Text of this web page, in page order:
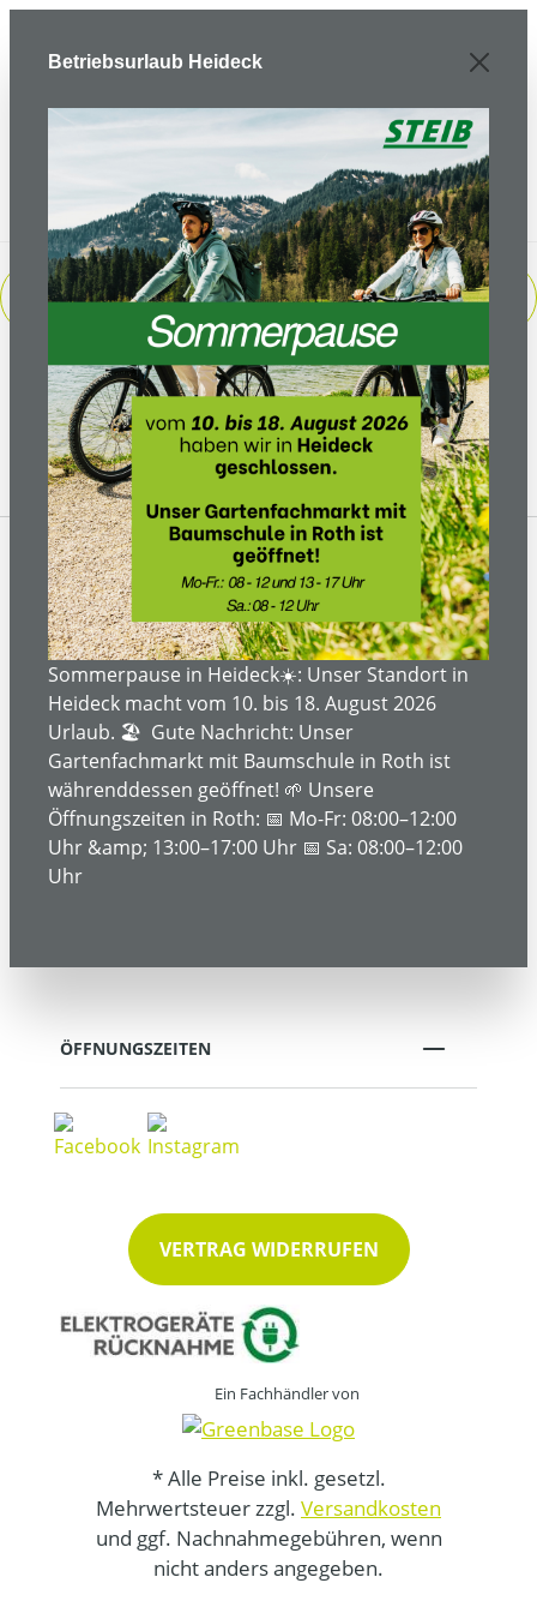
PRODUKTE FILTERN
Keine Produkte gefunden.
ÜBER UNS
SERVICE- UND DIENSTLEISTUNGEN
INFORMATIONEN
RECHTLICHE INFORMATIONEN
ÖFFNUNGSZEITEN
VERTRAG WIDERRUFEN
Ein Fachhändler von
* Alle Preise inkl. gesetzl.
Mehrwertsteuer zzgl. Versandkosten
und ggf. Nachnahmegebühren, wenn
nicht anders angegeben.
Betriebsurlaub Heideck
Sommerpause in Heideck☀️: Unser Standort in
Heideck macht vom 10. bis 18. August 2026
Urlaub. 🏖️ Gute Nachricht: Unser
Gartenfachmarkt mit Baumschule in Roth ist
währenddessen geöffnet! 🌱 Unsere
Öffnungszeiten in Roth: 📅 Mo-Fr: 08:00–12:00
Uhr &amp; 13:00–17:00 Uhr 📅 Sa: 08:00–12:00
Uhr